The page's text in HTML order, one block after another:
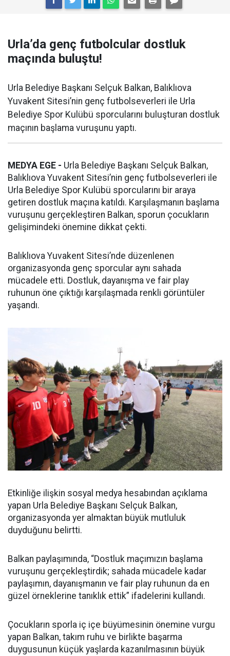
Urla’da genç futbolcular dostluk
maçında buluştu!
Urla Belediye Başkanı Selçuk Balkan, Balıklıova
Yuvakent Sitesi’nin genç futbolseverleri ile Urla
Belediye Spor Kulübü sporcularını buluşturan dostluk
maçının başlama vuruşunu yaptı.
MEDYA EGE - Urla Belediye Başkanı Selçuk Balkan,
Balıklıova Yuvakent Sitesi’nin genç futbolseverleri ile
Urla Belediye Spor Kulübü sporcularını bir araya
getiren dostluk maçına katıldı. Karşılaşmanın başlama
vuruşunu gerçekleştiren Balkan, sporun çocukların
gelişimindeki önemine dikkat çekti.
Balıklıova Yuvakent Sitesi’nde düzenlenen
organizasyonda genç sporcular aynı sahada
mücadele etti. Dostluk, dayanışma ve fair play
ruhunun öne çıktığı karşılaşmada renkli görüntüler
yaşandı.
Etkinliğe ilişkin sosyal medya hesabından açıklama
yapan Urla Belediye Başkanı Selçuk Balkan,
organizasyonda yer almaktan büyük mutluluk
duyduğunu belirtti.
Balkan paylaşımında, “Dostluk maçımızın başlama
vuruşunu gerçekleştirdik; sahada mücadele kadar
paylaşımın, dayanışmanın ve fair play ruhunun da en
güzel örneklerine tanıklık ettik” ifadelerini kullandı.
Çocukların sporla iç içe büyümesinin önemine vurgu
yapan Balkan, takım ruhu ve birlikte başarma
duygusunun küçük yaşlarda kazanılmasının büyük